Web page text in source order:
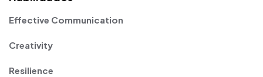
Effective Communication
Creativity
Resilience